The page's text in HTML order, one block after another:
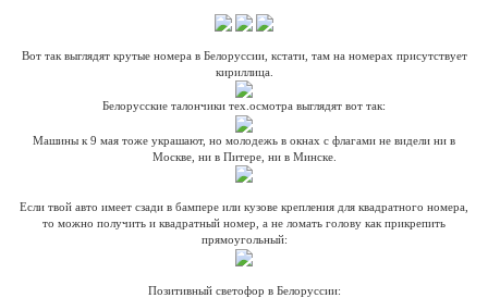
Вот так выглядят крутые номера в Белоруссии, кстати, там на номерах присутствует
кириллица.
Белорусские талончики тех.осмотра выглядят вот так:
Машины к 9 мая тоже украшают, но молодежь в окнах с флагами не видели ни в
Москве, ни в Питере, ни в Минске.
Если твой авто имеет сзади в бампере или кузове крепления для квадратного номера,
то можно получить и квадратный номер, а не ломать голову как прикрепить
прямоугольный:
Позитивный светофор в Белоруссии: